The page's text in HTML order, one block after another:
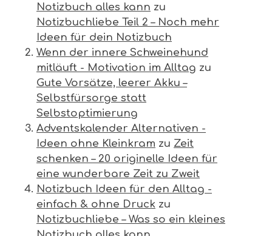
Notizbuch alles kann zu
Notizbuchliebe Teil 2 – Noch mehr
Ideen für dein Notizbuch
Wenn der innere Schweinehund
mitläuft - Motivation im Alltag zu
Gute Vorsätze, leerer Akku –
Selbstfürsorge statt
Selbstoptimierung
Adventskalender Alternativen -
Ideen ohne Kleinkram zu Zeit
schenken – 20 originelle Ideen für
eine wunderbare Zeit zu Zweit
Notizbuch Ideen für den Alltag -
einfach & ohne Druck zu
Notizbuchliebe – Was so ein kleines